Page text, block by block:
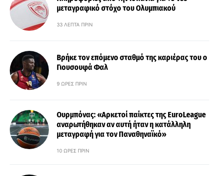
μεταγραφικό στόχο του Ολυμπιακού
33 ΛΕΠΤΆ ΠΡΙΝ
Βρήκε τον επόμενο σταθμό της καριέρας του ο
Γιουσουφά Φαλ
9 ΏΡΕΣ ΠΡΙΝ
Ουρμπόνας: «Αρκετοί παίκτες της EuroLeague
αναρωτήθηκαν αν αυτή ήταν η κατάλληλη
μεταγραφή για τον Παναθηναϊκό»
10 ΏΡΕΣ ΠΡΙΝ